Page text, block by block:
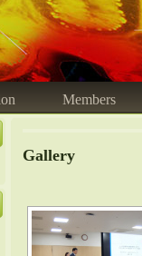
Members
Gallery